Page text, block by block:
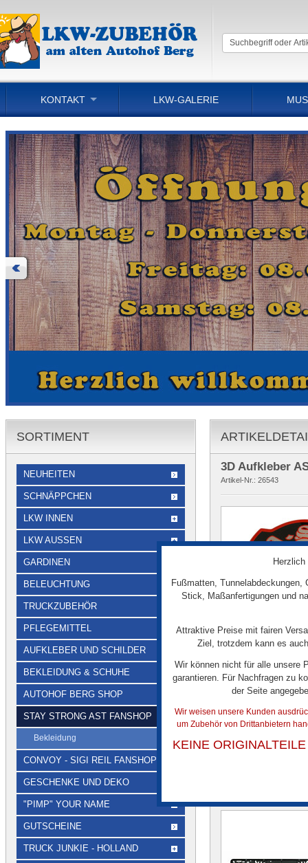
KONTAKT LKW-GALERIE
3D Aufkleber
Artikel-Nr.: 26543
3D Aufkleber AST:
mit silbernem Anker
"Keep on Trucking".
SORTIMENT
NEUHEITEN
SCHNÄPPCHEN
LKW INNEN
LKW AUSSEN
GARDINEN
BELEUCHTUNG
TRUCKZUBEHÖR
PFLEGEMITTEL
AUFKLEBER UND SCHILDER
BEKLEIDUNG & SCHUHE
AUTOHOF BERG SHOP
STAY STRONG AST FANSHOP
Bekleidung
CONVOY - SIGI REIL FANSHOP
GESCHENKE UND DEKO
"PIMP" YOUR NAME
GUTSCHEINE
TRUCK JUNKIE - HOLLAND
Herzlich
Fußmatten, Tunnelabdeckungen,
Stick, Maßanfertigungen und
Attraktive Preise mit fairen
Ziel, trotzdem kann es
Wir können nicht für alle unsere
garantieren. Für Nachfragen zu
der Seite
Wir weisen unsere Kunden
um Zubehör von Drittanbietern
KEINE